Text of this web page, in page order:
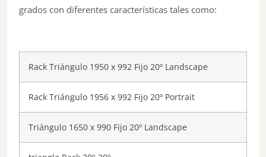
grados con diferentes características tales como:
Rack Triángulo 1950 x 992 Fijo 20º Landscape
Rack Triángulo 1956 x 992 Fijo 20º Portrait
Triángulo 1650 x 990 Fijo 20º Landscape